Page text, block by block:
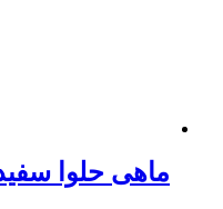
ماهی حلوا